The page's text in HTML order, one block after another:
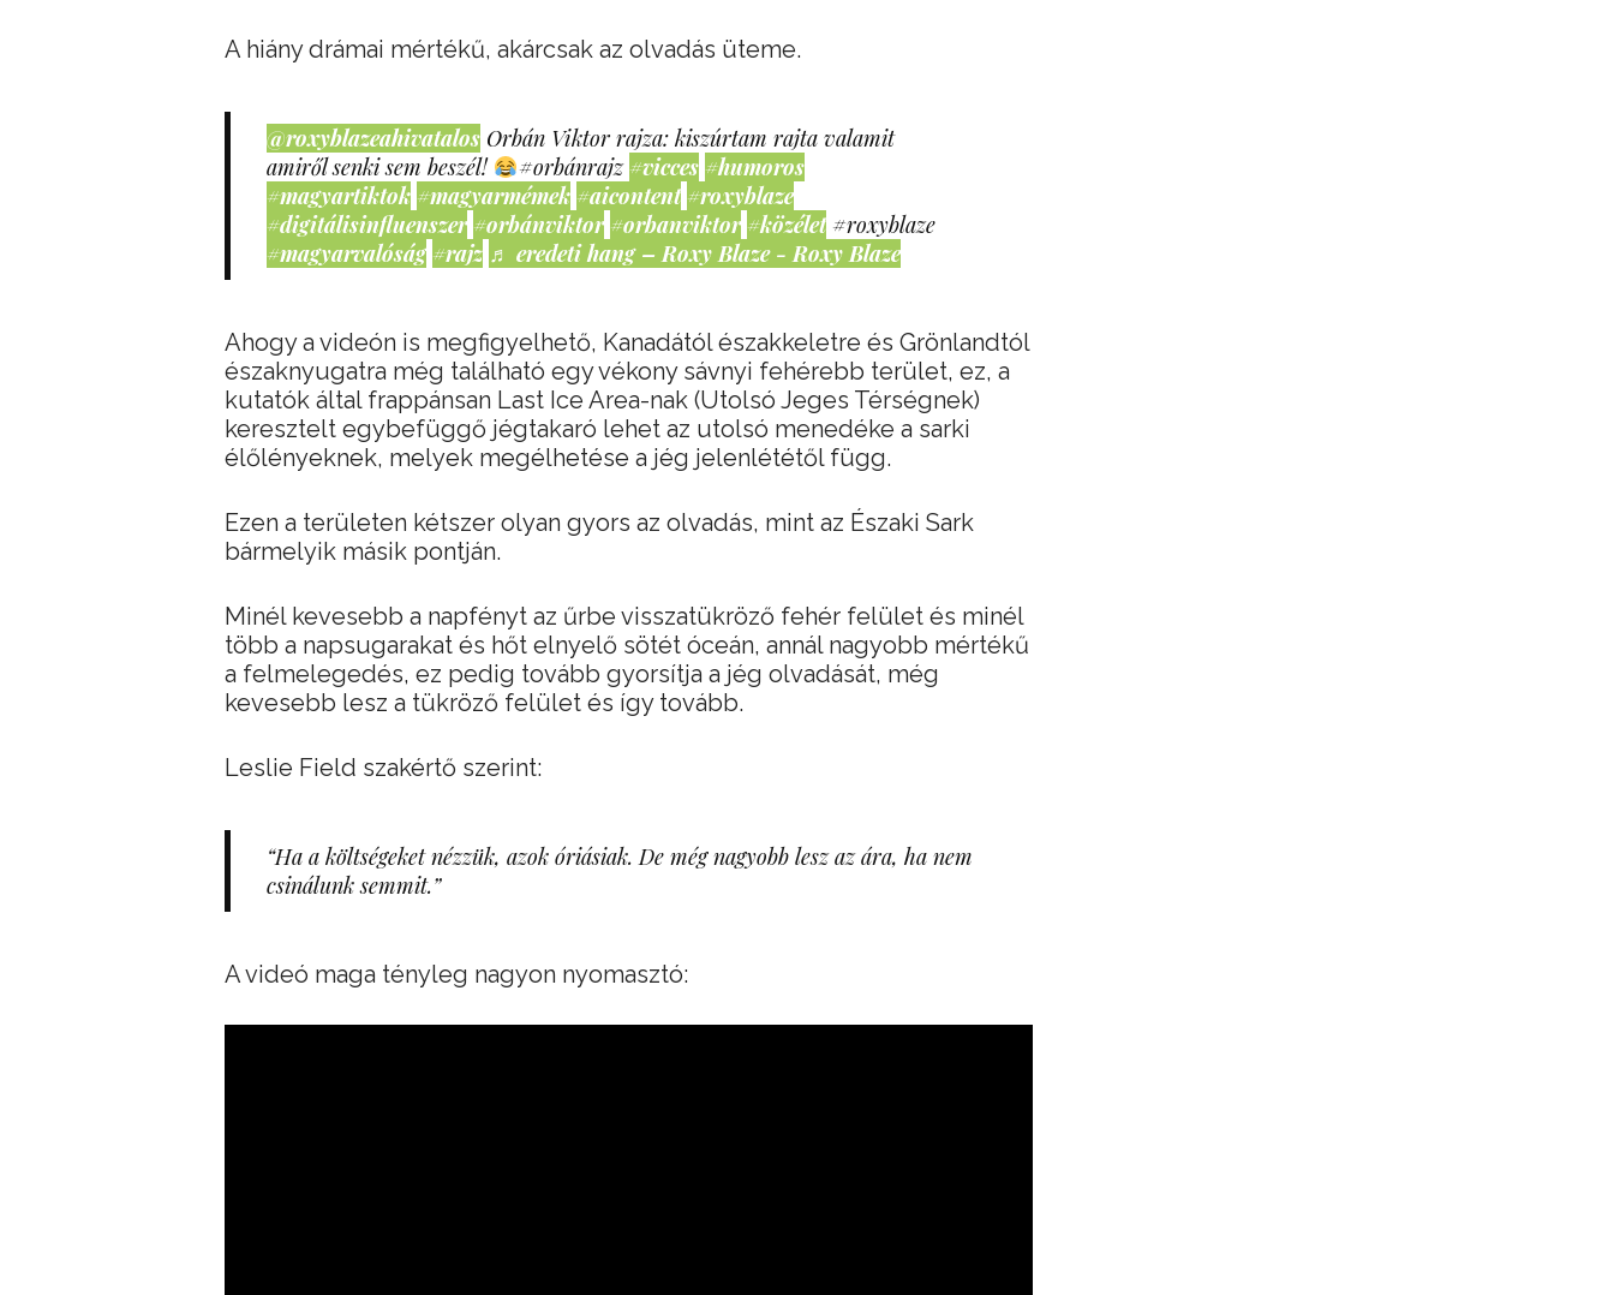
A hiány drámai mértékű, akárcsak az olvadás üteme.
@roxyblazeahivatalos Orbán Viktor rajza: kiszúrtam rajta valamit
amiről senki sem beszél!
#orbánrajz #vicces #humoros
#magyartiktok #magyarmémek #aicontent #roxyblaze
#digitálisinfluenszer #orbánviktor #orbanviktor #közélet #roxyblaze
#magyarvalóság #rajz ♬ eredeti hang – Roxy Blaze - Roxy Blaze
Ahogy a videón is megfigyelhető, Kanadától északkeletre és Grönlandtól
északnyugatra még található egy vékony sávnyi fehérebb terület, ez, a
kutatók által frappánsan Last Ice Area-nak (Utolsó Jeges Térségnek)
keresztelt egybefüggő jégtakaró lehet az utolsó menedéke a sarki
élőlényeknek, melyek megélhetése a jég jelenlététől függ.
Ezen a területen kétszer olyan gyors az olvadás, mint az Északi Sark
bármelyik másik pontján.
Minél kevesebb a napfényt az űrbe visszatükröző fehér felület és minél
több a napsugarakat és hőt elnyelő sötét óceán, annál nagyobb mértékű
a felmelegedés, ez pedig tovább gyorsítja a jég olvadását, még
kevesebb lesz a tükröző felület és így tovább.
Leslie Field szakértő szerint:
“Ha a költségeket nézzük, azok óriásiak. De még nagyobb lesz az ára, ha nem
csinálunk semmit.”
A videó maga tényleg nagyon nyomasztó: